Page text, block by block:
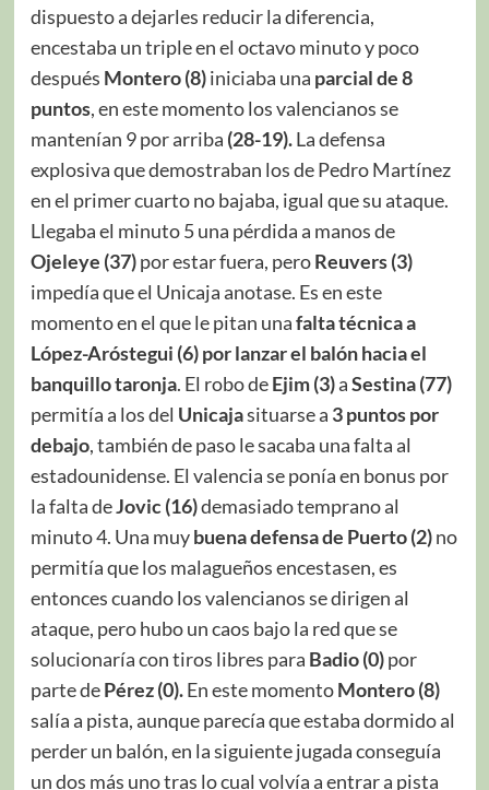
dispuesto a dejarles reducir la diferencia,
encestaba un triple en el octavo minuto y poco
después Montero (8)iniciaba una parcial de 8
puntos, en este momento los valencianos se
mantenían 9 por arriba (28-19).La defensa
explosiva que demostraban los de Pedro Martínez
en el primer cuarto no bajaba, igual que su ataque.
Llegaba el minuto 5 una pérdida a manos de
Ojeleye (37)por estar fuera, peroReuvers (3)
impedía que el Unicaja anotase. Es en este
momento en el que le pitan unafalta técnica a
López-Aróstegui (6) por lanzar el balón hacia el
banquillo taronja. El robo deEjim (3)aSestina (77)
permitía a los del Unicajasituarse a 3 puntos por
debajo, también de paso le sacaba una falta al
estadounidense. El valencia se ponía en bonus por
la falta deJovic (16)demasiado temprano al
minuto 4. Una muybuena defensa de Puerto (2)no
permitía que los malagueños encestasen, es
entonces cuando los valencianos se dirigen al
ataque, pero hubo un caos bajo la red que se
solucionaría con tiros libres para Badio (0)por
parte dePérez (0).En este momentoMontero (8)
salía a pista, aunque parecía que estaba dormido al
perder un balón, en la siguiente jugada conseguía
un dos más uno tras lo cual volvía a entrar a pista